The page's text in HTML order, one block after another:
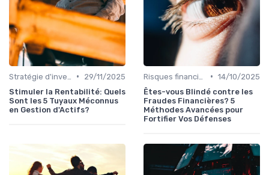
•
29/11/2025
Stimuler la Rentabilité: Quels
Sont les 5 Tuyaux Méconnus
en Gestion d'Actifs?
• 14/10/2025
Êtes-vous Blindé contre les
Fraudes Financières? 5
Méthodes Avancées pour
Fortifier Vos Défenses